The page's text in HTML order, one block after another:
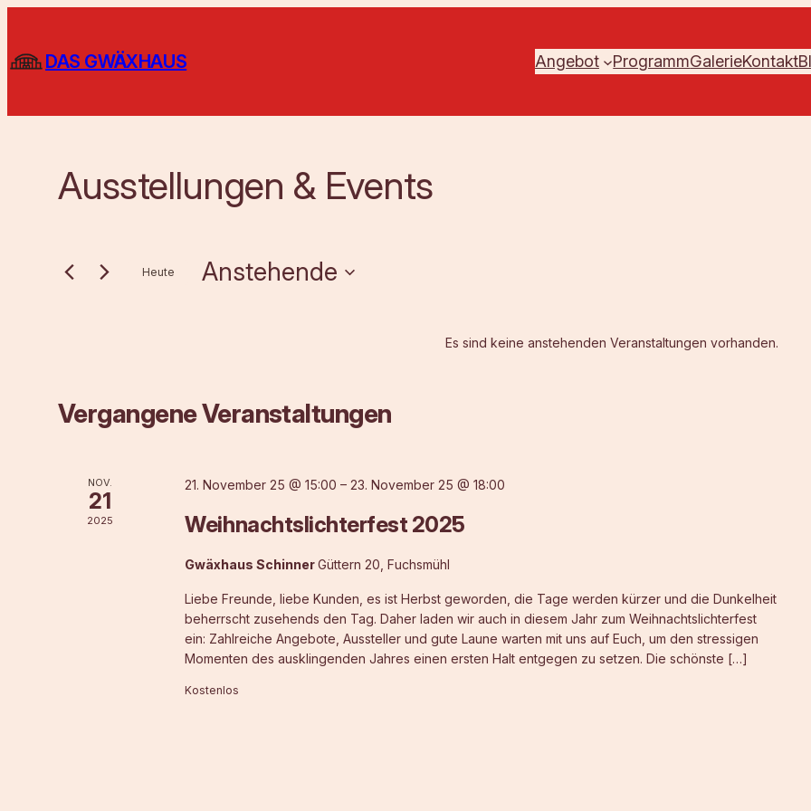
DAS GWÄXHAUS Angebot ProgrammGalerieKontakt
Ausstellungen & Events
Es sind keine anstehenden Veranstaltungen vorhanden.
Heute Anstehende
Vergangene Veranstaltungen
NOV.
21
2025
21. November 25 @ 15:00 –23. November 25 @ 18:00
Weihnachtslichterfest 2025
Gwäxhaus SchinnerGüttern 20, Fuchsmühl
Liebe Freunde, liebe Kunden, es ist Herbst geworden, die Tage werden kürzer und die Dunkelheit
beherrscht zusehends den Tag. Daher laden wir auch in diesem Jahr zum Weihnachtslichterfest
ein: Zahlreiche Angebote, Aussteller und gute Laune warten mit uns auf Euch, um den stressigen
Momenten des ausklingenden Jahres einen ersten Halt entgegen zu setzen. Die schönste […]
Kostenlos